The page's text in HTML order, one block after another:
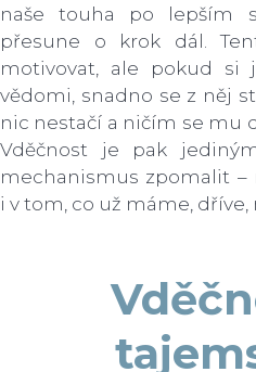
naše touha po lepším
přesune o krok dál.
motivovat, ale pokud si
vědomi, snadno se z něj
nic nestačí a ničím se mu
Vděčnost je pak
mechanismus zpomalit
i v tom, co už máme,